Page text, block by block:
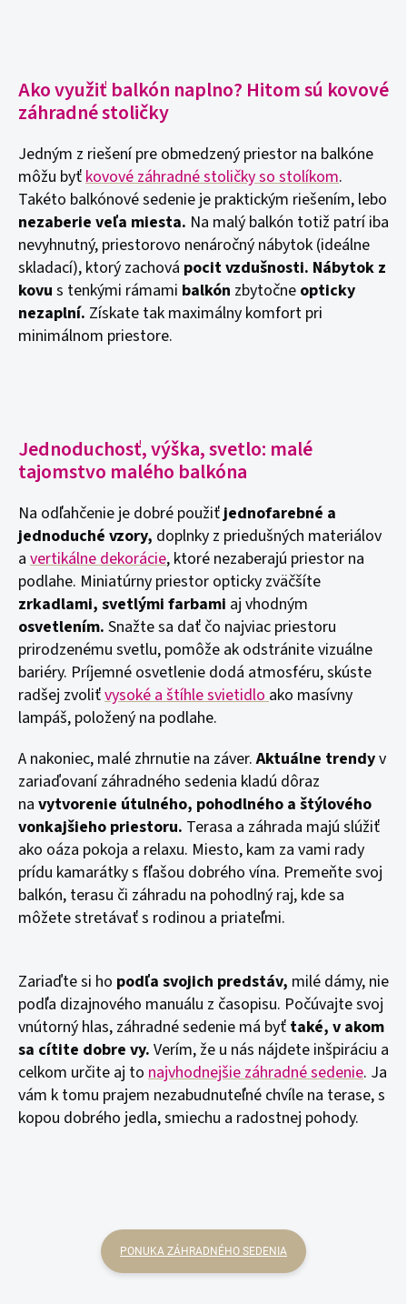
Ako využiť balkón naplno? Hitom sú kovové
záhradné stoličky
Jedným z riešení pre obmedzený priestor na balkóne
môžu byťkovové záhradné stoličky so stolíkom.
Takéto balkónové sedenie je praktickým riešením, lebo
nezaberie veľa miesta. Na malý balkón totiž patrí iba
nevyhnutný, priestorovo nenáročný nábytok (ideálne
skladací), ktorý zachová pocit vzdušnosti. Nábytok z
kovu s tenkými rámami balkón zbytočne opticky
nezaplní. Získate tak maximálny komfort pri
minimálnom priestore.
Jednoduchosť, výška, svetlo: malé
tajomstvo malého balkóna
Na odľahčenie je dobré použiťjednofarebné a
jednoduché vzory, doplnky z priedušných materiálov
a vertikálne dekorácie, ktoré nezaberajú priestor na
podlahe. Miniatúrny priestor opticky zväčšíte
zrkadlami, svetlými farbami aj vhodným
osvetlením. Snažte sa dať čo najviac priestoru
prirodzenému svetlu, pomôže ak odstránite vizuálne
bariéry. Príjemné osvetlenie dodá atmosféru, skúste
radšej zvoliťvysoké a štíhle svietidlo ako masívny
lampáš, položený na podlahe.
A nakoniec, malé zhrnutie na záver.Aktuálne trendyv
zariaďovaní záhradného sedenia kladú dôraz
na vytvorenie útulného, pohodlného a štýlového
vonkajšieho priestoru. Terasa a záhrada majú slúžiť
ako oáza pokoja a relaxu. Miesto, kam za vami rady
prídu kamarátky s fľašou dobrého vína. Premeňte svoj
balkón, terasu či záhradu na pohodlný raj, kde sa
môžete stretávať s rodinou a priateľmi.
Zariaďte si ho podľa svojich predstáv, milé dámy, nie
podľa dizajnového manuálu z časopisu. Počúvajte svoj
vnútorný hlas, záhradné sedenie má byť také, v akom
sa cítite dobre vy. Verím, že u nás nájdete inšpiráciu a
celkom určite aj to najvhodnejšie záhradné sedenie. Ja
vám k tomu prajem nezabudnuteľné chvíle na terase, s
kopou dobrého jedla, smiechu a radostnej pohody.
PONUKA ZÁHRADNÉHO SEDENIA